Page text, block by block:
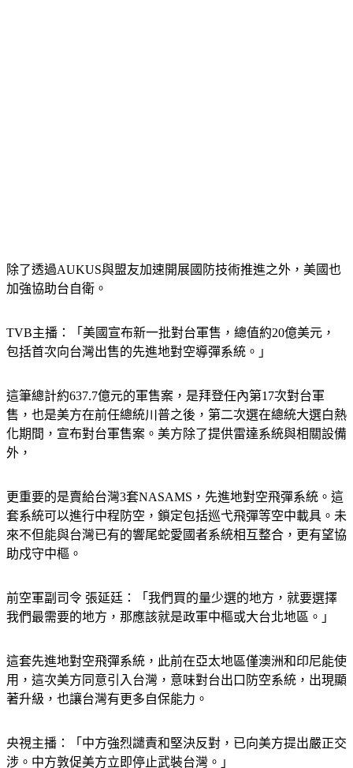
除了透過AUKUS與盟友加速開展國防技術推進之外，美國也
加強協助台自衛。
TVB主播：「美國宣布新一批對台軍售，總值約20億美元，
包括首次向台灣出售的先進地對空導彈系統。」
這筆總計約637.7億元的軍售案，是拜登任內第17次對台軍
售，也是美方在前任總統川普之後，第二次選在總統大選白熱
化期間，宣布對台軍售案。美方除了提供雷達系統與相關設備
外，
更重要的是賣給台灣3套NASAMS，先進地對空飛彈系統。這
套系統可以進行中程防空，鎖定包括巡弋飛彈等空中載具。未
來不但能與台灣已有的響尾蛇愛國者系統相互整合，更有望協
助戍守中樞。
前空軍副司令 張延廷：「我們買的量少選的地方，就要選擇
我們最需要的地方，那應該就是政軍中樞或大台北地區。」
這套先進地對空飛彈系統，此前在亞太地區僅澳洲和印尼能使
用，這次美方同意引入台灣，意味對台出口防空系統，出現顯
著升級，也讓台灣有更多自保能力。
央視主播：「中方強烈譴責和堅決反對，已向美方提出嚴正交
涉。中方敦促美方立即停止武裝台灣。」